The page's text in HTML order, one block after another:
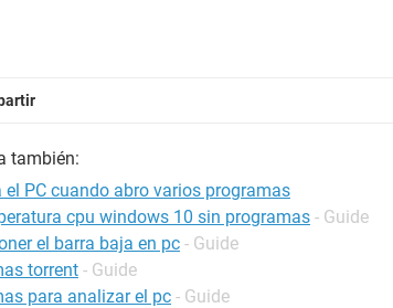
también:
el PC cuando abro varios programas
cpu windows 10 sin programas - Guide
el barra baja en pc - Guide
torrent - Guide
para analizar el pc - Guide